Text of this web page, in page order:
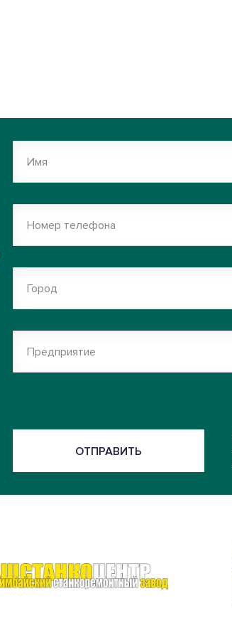
Имя
Номер телефона
Город
Предприятие
ОТПРАВИТЬ